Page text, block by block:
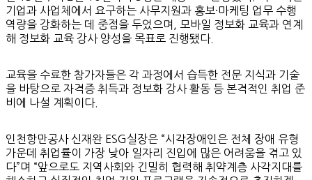
기업과 사업체에서 요구하는 사무지원과 홍보·마케팅 업무 수행
역량을 강화하는 데 중점을 두었으며, 모바일 정보화 교육과 연계
해 정보화 교육 강사 양성을 목표로 진행됐다.
교육을 수료한 참가자들은 각 과정에서 습득한 전문 지식과 기술
을 바탕으로 자격증 취득과 정보화 강사 활동 등 본격적인 취업 준
비에 나설 계획이다.
인천항만공사 신재완 ESG실장은 “시각장애인은 전체 장애 유형
가운데 취업률이 가장 낮아 일자리 진입에 많은 어려움을 겪고 있
다”며 “앞으로도 지역사회와 긴밀히 협력해 취약계층 사각지대를